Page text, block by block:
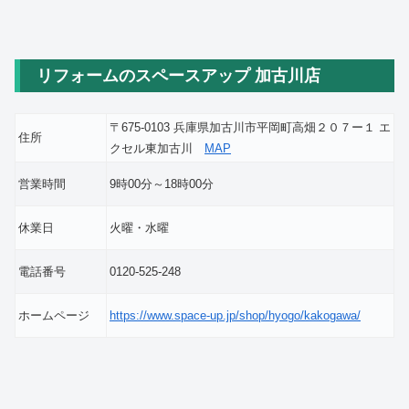
リフォームのスペースアップ 加古川店
住所
〒675-0103 兵庫県加古川市平岡町高畑２０７ー１ エ
クセル東加古川 MAP
営業時間 9時00分～18時00分
休業日 火曜・水曜
電話番号 0120-525-248
ホームページ https://www.space-up.jp/shop/hyogo/kakogawa/